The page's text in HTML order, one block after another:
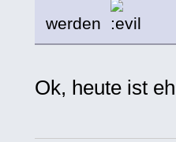
werden
Ok, heute ist